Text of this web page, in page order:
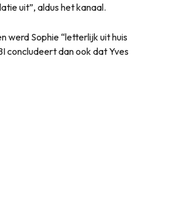
uit”, aldus het kanaal.
werd Sophie “letterlijk uit huis
concludeert dan ook dat Yves